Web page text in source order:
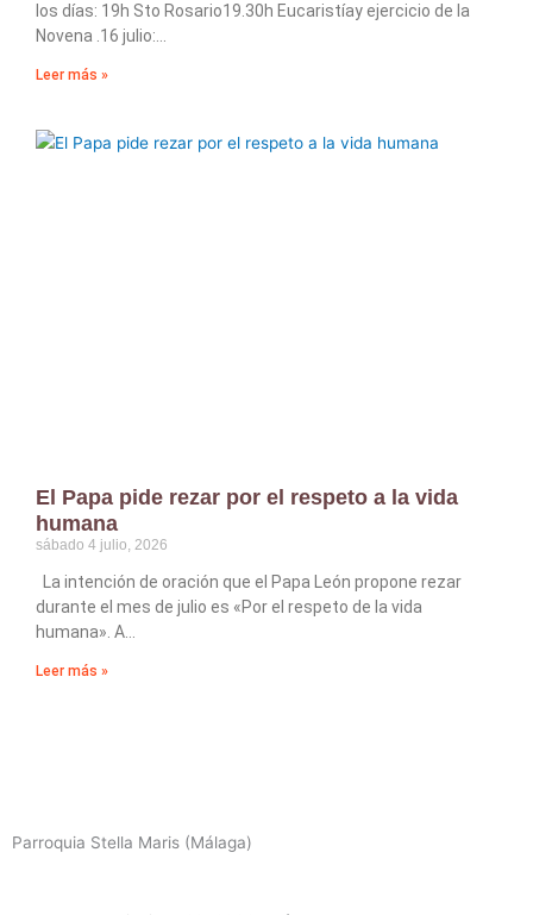
los días: 19h Sto Rosario19.30h Eucaristíay ejercicio de la
Novena .16 julio:
Leer más »
El Papa pide rezar por el respeto a la vida
humana
sábado 4 julio, 2026
La intención de oración que el Papa León propone rezar
durante el mes de julio es «Por el respeto de la vida
humana». A
Leer más »
Parroquia Stella Maris (Málaga)